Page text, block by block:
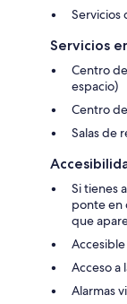
Servicios
Servicios
Centro
espacio)
Centro
Salas de
Si tienes
ponte en
que
Acceso a
Alarmas